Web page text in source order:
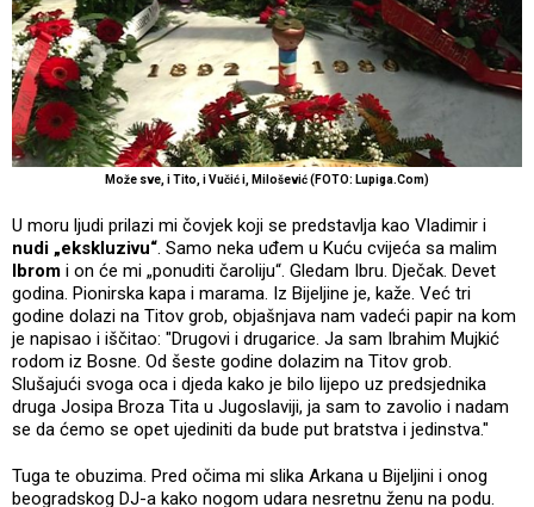
Može sve, i Tito, i Vučić i, Milošević (FOTO: Lupiga.Com)
U moru ljudi prilazi mi čovjek koji se predstavlja kao Vladimir i
nudi „ekskluzivu“. Samo neka uđem u Kuću cvijeća sa malim
Ibrom i on će mi „ponuditi čaroliju“. Gledam Ibru. Dječak. Devet
godina. Pionirska kapa i marama. Iz Bijeljine je, kaže. Već tri
godine dolazi na Titov grob, objašnjava nam vadeći papir na kom
je napisao i iščitao: "Drugovi i drugarice. Ja sam Ibrahim Mujkić
rodom iz Bosne. Od šeste godine dolazim na Titov grob.
Slušajući svoga oca i djeda kako je bilo lijepo uz predsjednika
druga Josipa Broza Tita u Jugoslaviji, ja sam to zavolio i nadam
se da ćemo se opet ujediniti da bude put bratstva i jedinstva."
Tuga te obuzima. Pred očima mi slika Arkana u Bijeljini i onog
beogradskog DJ-a kako nogom udara nesretnu ženu na podu.